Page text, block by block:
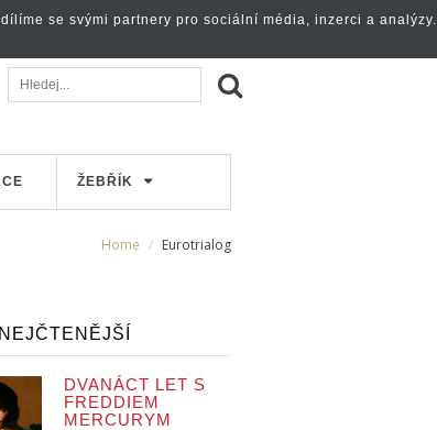
ŽEBŘÍK
Home Eurotrialog
NEJČTENĚJŠÍ
DVANÁCT LET S
FREDDIEM
MERCURYM
se svými partnery pro sociální média, inzerci a analýzy.